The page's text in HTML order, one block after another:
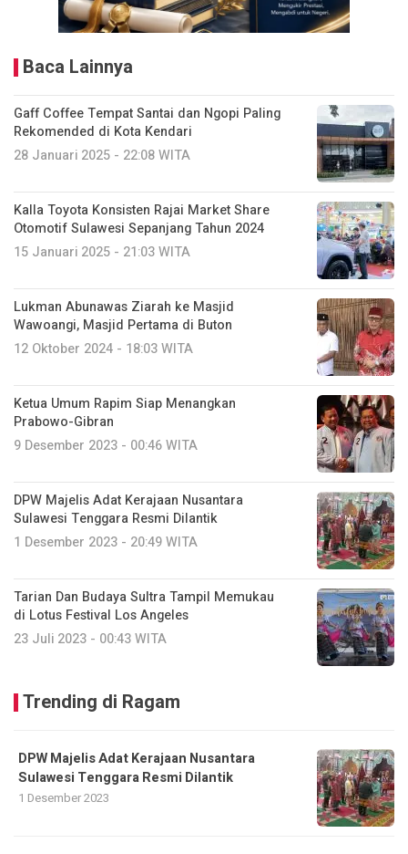
Baca Lainnya
Gaff Coffee Tempat Santai dan Ngopi Paling
Rekomended di Kota Kendari
28 Januari 2025 - 22:08 WITA
Kalla Toyota Konsisten Rajai Market Share
Otomotif Sulawesi Sepanjang Tahun 2024
15 Januari 2025 - 21:03 WITA
Lukman Abunawas Ziarah ke Masjid
Wawoangi, Masjid Pertama di Buton
12 Oktober 2024 - 18:03 WITA
Ketua Umum Rapim Siap Menangkan
Prabowo-Gibran
9 Desember 2023 - 00:46 WITA
DPW Majelis Adat Kerajaan Nusantara
Sulawesi Tenggara Resmi Dilantik
1 Desember 2023 - 20:49 WITA
Tarian Dan Budaya Sultra Tampil Memukau
di Lotus Festival Los Angeles
23 Juli 2023 - 00:43 WITA
Trending di Ragam
DPW Majelis Adat Kerajaan Nusantara
Sulawesi Tenggara Resmi Dilantik
1 Desember 2023